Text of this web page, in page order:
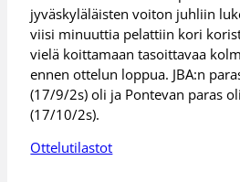
jyväskyläläisten voiton juhliin
viisi minuuttia pelattiin kori
vielä koittamaan tasoittavaa
ennen ottelun loppua. JBA:n
(17/9/2s) oli ja Pontevan paras oli
(17/10/2s).
Ottelutilastot